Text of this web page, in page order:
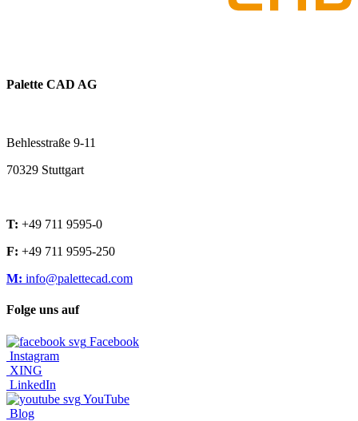
Palette CAD AG
Behlesstraße 9-11
70329 Stuttgart
T: +49 711 9595-0
F: +49 711 9595-250
M: info@palettecad.com
Folge uns auf
Facebook
Instagram
XING
LinkedIn
YouTube
Blog